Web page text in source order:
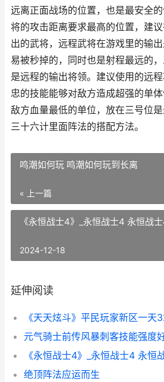
远离正面战场的位置，也是最安全
将的攻击距离要求最高的位置，建
出的武将，远程武将在游戏里的输
易被秒掉的，同时也是射程最远的
是远程的输出将领。建议使用的远
忠的技能能够对敌方造成超强的单
敌方血量最低的单位，放在三号位
三十六计里面阵法的搭配方法。
鸣潮如何玩 鸣潮如何玩到长离
« 上一篇
《永恒战士4》_永恒战士4 永恒战
2024-12-18
延伸阅读
《永恒战士4》_永恒战士4 永恒
绝顶阵法应运而生